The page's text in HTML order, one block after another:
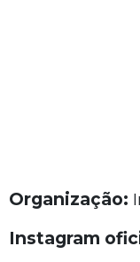
Organização:
Instagram